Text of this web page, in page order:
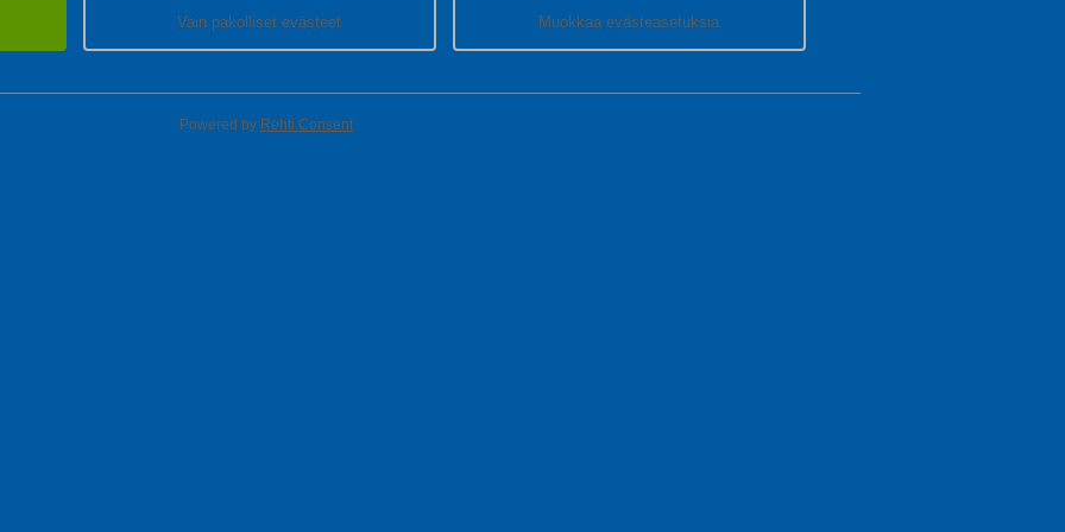
Vain pakolliset evästeet Muokkaa evästeasetuksia
Powered by Rehti Consent